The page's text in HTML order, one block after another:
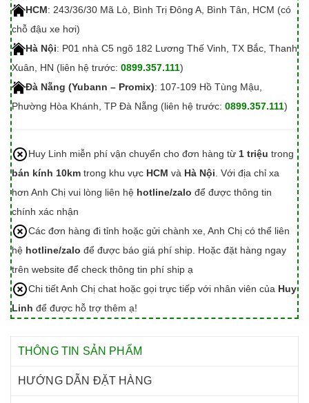
HCM: 243/36/30 Mã Lò, Bình Trị Đông A, Bình Tân, HCM (có
chỗ đậu xe hơi)
Hà Nội: P01 nhà C5 ngõ 182 Lương Thế Vinh, TX Bắc, Thanh
Xuân, HN (liên hệ trước: 0899.357.111)
Đà Nẵng (Yubann – Promix): 107-109 Hồ Tùng Mậu,
Phường Hòa Khánh, TP Đà Nẵng (liên hệ trước: 0899.357.111)
Huy Linh miễn phí vận chuyển cho đơn hàng từ 1 triệu trong
bán kính 10km trong khu vực HCM và Hà Nội . Với địa chỉ xa
hơn Anh Chị vui lòng liên hệ hotline/zalo để được thông tin
chính xác nhận
Các đơn hàng đi tỉnh hoặc gửi chành xe, Anh Chị có thể liên
hệ hotline/zalo để được báo giá phí ship. Hoặc đặt hàng ngay
trên website để check thông tin phí ship ạ
Chi tiết Anh Chị chat hoặc gọi trực tiếp với nhân viên của Huy
Linh để được hỗ trợ thêm ạ!
THÔNG TIN SẢN PHẨM
HƯỚNG DẪN ĐẶT HÀNG